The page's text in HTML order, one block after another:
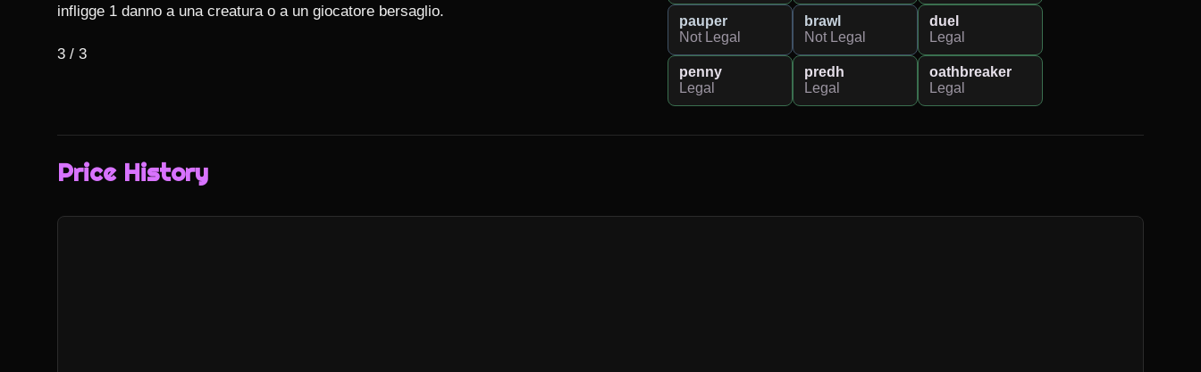
infligge 1 danno a una creatura o a un giocatore bersaglio.
3 / 3
pauper
Not Legal
brawl
Not Legal
duel
Legal
penny
Legal
predh
Legal
oathbreaker
Legal
Price History